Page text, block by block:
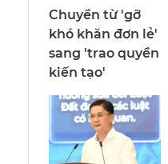
Chuyển từ 'gỡ
khó khăn đơn lẻ'
sang 'trao quyền
kiến tạo'